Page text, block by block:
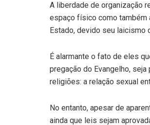
A liberdade de organização
espaço físico como também
Estado, devido seu laicismo
É alarmante o fato de eles
pregação do Evangelho,
religiões: a relação sexual
No entanto, apesar de
ainda que leis sejam